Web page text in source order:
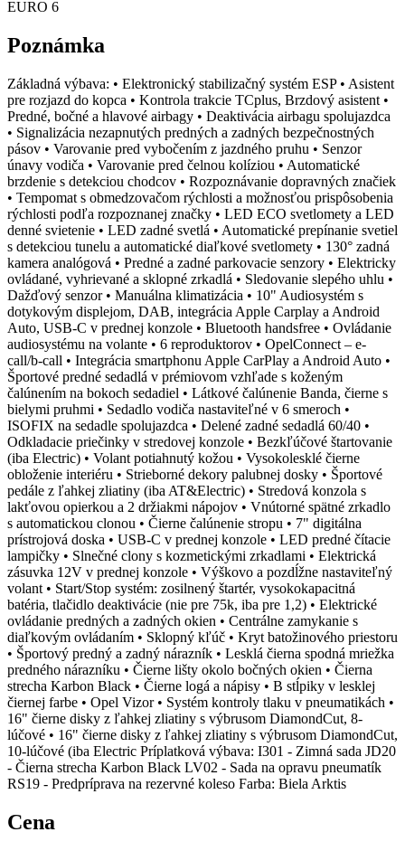
EURO 6
Poznámka
Základná výbava: • Elektronický stabilizačný systém ESP • Asistent
pre rozjazd do kopca • Kontrola trakcie TCplus, Brzdový asistent •
Predné, bočné a hlavové airbagy • Deaktivácia airbagu spolujazdca
• Signalizácia nezapnutých predných a zadných bezpečnostných
pásov • Varovanie pred vybočením z jazdného pruhu • Senzor
únavy vodiča • Varovanie pred čelnou kolíziou • Automatické
brzdenie s detekciou chodcov • Rozpoznávanie dopravných značiek
• Tempomat s obmedzovačom rýchlosti a možnosťou prispôsobenia
rýchlosti podľa rozpoznanej značky • LED ECO svetlomety a LED
denné svietenie • LED zadné svetlá • Automatické prepínanie svetiel
s detekciou tunelu a automatické diaľkové svetlomety • 130° zadná
kamera analógová • Predné a zadné parkovacie senzory • Elektricky
ovládané, vyhrievané a sklopné zrkadlá • Sledovanie slepého uhlu •
Dažďový senzor • Manuálna klimatizácia • 10" Audiosystém s
dotykovým displejom, DAB, integrácia Apple Carplay a Android
Auto, USB-C v prednej konzole • Bluetooth handsfree • Ovládanie
audiosystému na volante • 6 reproduktorov • OpelConnect – e-
call/b-call • Integrácia smartphonu Apple CarPlay a Android Auto •
Športové predné sedadlá v prémiovom vzhľade s koženým
čalúnením na bokoch sedadiel • Látkové čalúnenie Banda, čierne s
bielymi pruhmi • Sedadlo vodiča nastaviteľné v 6 smeroch •
ISOFIX na sedadle spolujazdca • Delené zadné sedadlá 60/40 •
Odkladacie priečinky v stredovej konzole • Bezkľúčové štartovanie
(iba Electric) • Volant potiahnutý kožou • Vysokolesklé čierne
obloženie interiéru • Strieborné dekory palubnej dosky • Športové
pedále z ľahkej zliatiny (iba AT&Electric) • Stredová konzola s
lakťovou opierkou a 2 držiakmi nápojov • Vnútorné spätné zrkadlo
s automatickou clonou • Čierne čalúnenie stropu • 7" digitálna
prístrojová doska • USB-C v prednej konzole • LED predné čítacie
lampičky • Slnečné clony s kozmetickými zrkadlami • Elektrická
zásuvka 12V v prednej konzole • Výškovo a pozdĺžne nastaviteľný
volant • Start/Stop systém: zosilnený štartér, vysokokapacitná
batéria, tlačidlo deaktivácie (nie pre 75k, iba pre 1,2) • Elektrické
ovládanie predných a zadných okien • Centrálne zamykanie s
diaľkovým ovládaním • Sklopný kľúč • Kryt batožinového priestoru
• Športový predný a zadný nárazník • Lesklá čierna spodná mriežka
predného nárazníku • Čierne lišty okolo bočných okien • Čierna
strecha Karbon Black • Čierne logá a nápisy • B stĺpiky v lesklej
čiernej farbe • Opel Vizor • Systém kontroly tlaku v pneumatikách •
16" čierne disky z ľahkej zliatiny s výbrusom DiamondCut, 8-
lúčové • 16" čierne disky z ľahkej zliatiny s výbrusom DiamondCut,
10-lúčové (iba Electric Príplatková výbava: I301 - Zimná sada JD20
- Čierna strecha Karbon Black LV02 - Sada na opravu pneumatík
RS19 - Predpríprava na rezervné koleso Farba: Biela Arktis
Cena